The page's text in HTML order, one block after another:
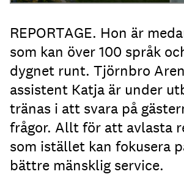
REPORTAGE. Hon är
som kan över 100 språk
dygnet runt. Tjörnbro
assistent Katja är under
tränas i att svara på
frågor. Allt för att avlasta
som istället kan fokusera
bättre mänsklig service.